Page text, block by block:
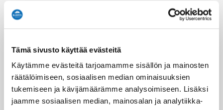
Tämä sivusto käyttää evästeitä
Käytämme evästeitä tarjoamamme sisällön ja mainosten
räätälöimiseen, sosiaalisen median ominaisuuksien
tukemiseen ja kävijämäärämme analysoimiseen. Lisäksi
jaamme sosiaalisen median, mainosalan ja analytiikka-
Kymmenen prosenttia Suomussalmen alueesta on vettä,
paikkoja uisteluun, perhokalastukseen ja talvikalastukseen.
Tämä reitti kulkee kohteen läpi
REITIN VARRELLA